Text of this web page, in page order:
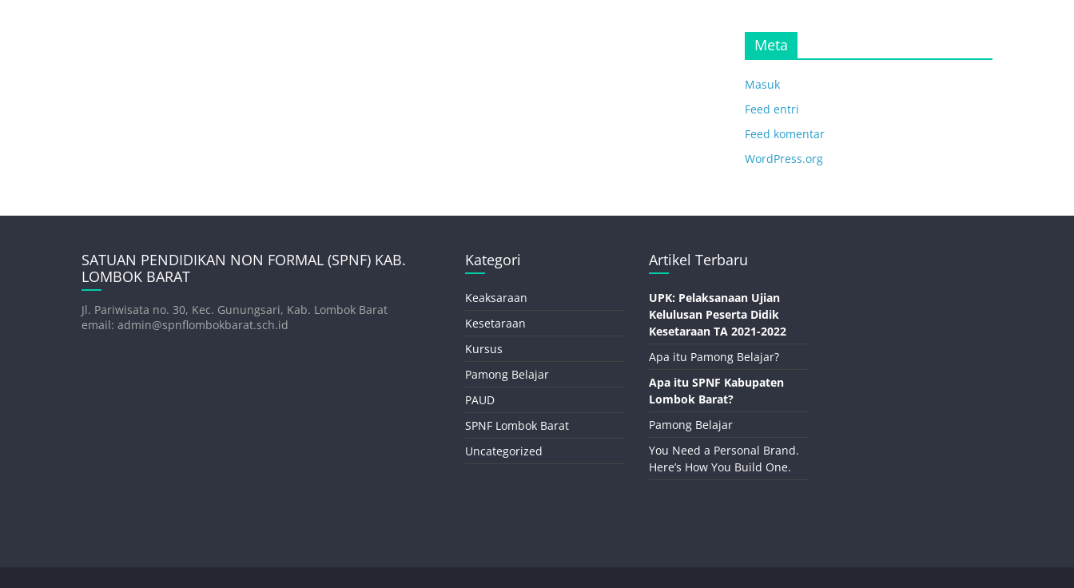
Meta
Masuk
Feed entri
Feed komentar
WordPress.org
SATUAN PENDIDIKAN NON FORMAL (SPNF) KAB.
LOMBOK BARAT
Jl. Pariwisata no. 30, Kec. Gunungsari, Kab. Lombok Barat
email: admin@spnflombokbarat.sch.id
Kategori
Keaksaraan
Kesetaraan
Kursus
Pamong Belajar
PAUD
SPNF Lombok Barat
Uncategorized
Artikel Terbaru
UPK: Pelaksanaan Ujian
Kelulusan Peserta Didik
Kesetaraan TA 2021-2022
Apa itu Pamong Belajar?
Apa itu SPNF Kabupaten
Lombok Barat?
Pamong Belajar
You Need a Personal Brand.
Here’s How You Build One.